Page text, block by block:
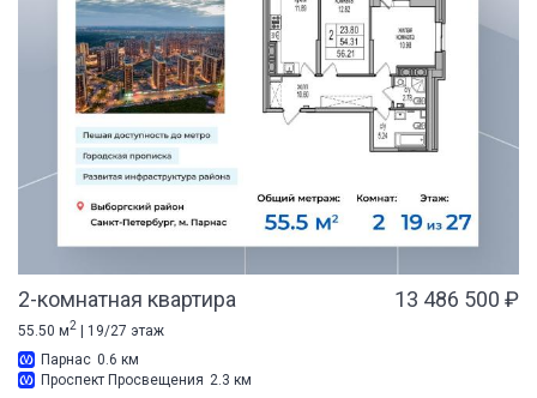
2-комнатная квартира 13 486 500 ₽
55.50 м2
| 19/27 этаж
Парнас 0.6 км
Проспект Просвещения 2.3 км